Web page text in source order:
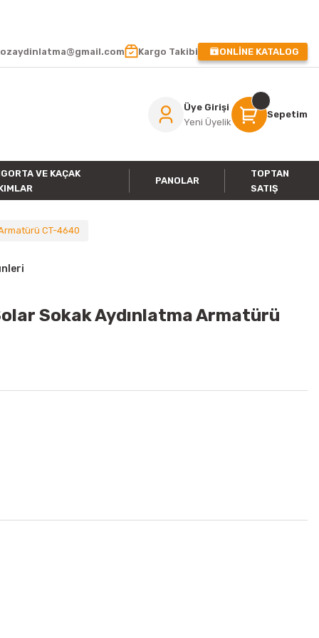
Kargo Takibi ONLİNE KATALOG
Üye Girişi
Yeni Üyelik
Sepetim
VE KAÇAK
PANOLAR
TOPTAN
SATIŞ
CT-4640
Sokak Aydınlatma Armatürü